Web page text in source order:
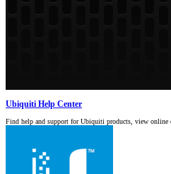
Ubiquiti Help Center
Find help and support for Ubiquiti products, view online